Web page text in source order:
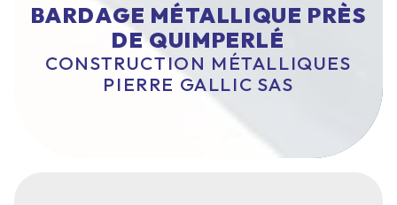
BARDAGE MÉTALLIQUE PRÈS
DE QUIMPERLÉ
CONSTRUCTION MÉTALLIQUES
PIERRE GALLIC SAS